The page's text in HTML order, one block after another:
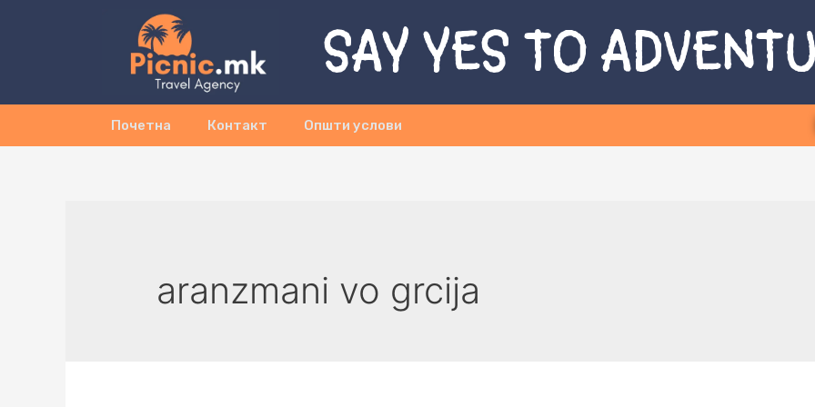
SAY YES TO
Почетна Контакт Општи услови
aranzmani vo grcija